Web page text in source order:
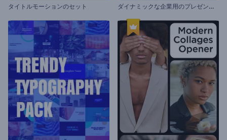
タイトルモーションのセット ダ
イナミックな企業用のプレゼンテーション